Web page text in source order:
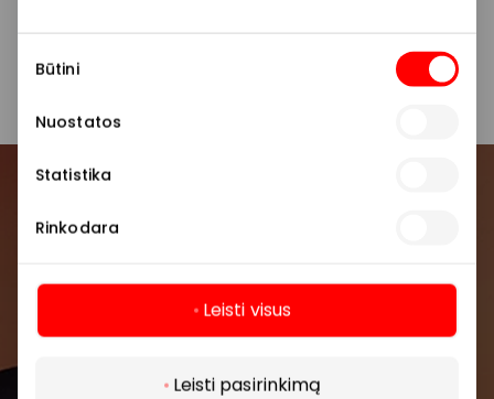
pasirinkimas
Būtini
Nuostatos
Statistika
Rinkodara
Leisti visus
Leisti pasirinkimą
*Perkant 3 naujos kolekcijos prekes, taikoma – 20 %
nuolaida.
Pirmieji sužinokite apie geriausius pasiūlymus,
renginius ir naujausią informaciją iš AKROPOLIS
prekybos centro.
Daugiau